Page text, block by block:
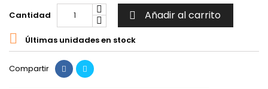
Cantidad  Añadir al carrito
 Últimas unidades en stock
Compartir